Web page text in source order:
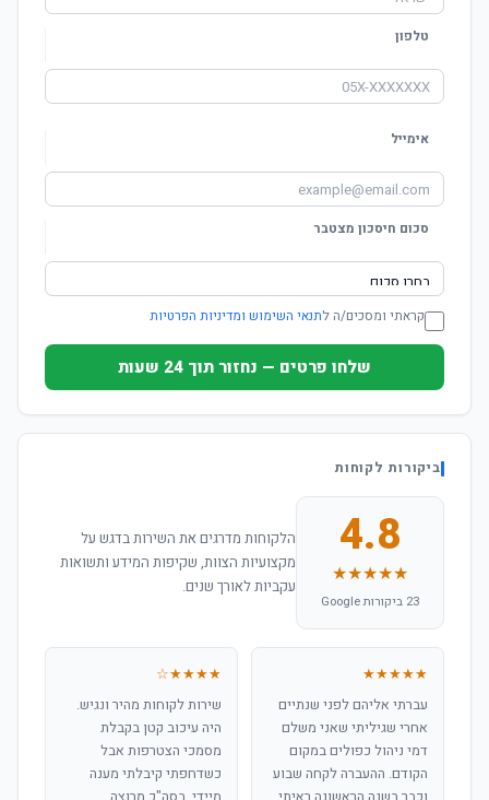
טלפון
אימייל
סכום חיסכון מצטבר
קראתי ומסכים/ה לתנאי השימוש ומדיניות הפרטיות
שלחו פרטים — נחזור תוך 24 שעות
ביקורות לקוחות
4.8
★★★★★
23 ביקורות Google
הלקוחות מדרגים את השירות בדגש על
מקצועיות הצוות, שקיפות המידע ותשואות
עקביות לאורך שנים.
★★★★★
עברתי אליהם לפני שנתיים
אחרי שגיליתי שאני משלם
דמי ניהול כפולים במקום
הקודם. ההעברה לקחה שבוע
★★★★☆
שירות לקוחות מהיר ונגיש.
היה עיכוב קטן בקבלת
מסמכי הצטרפות אבל
כשדחפתי קיבלתי מענה